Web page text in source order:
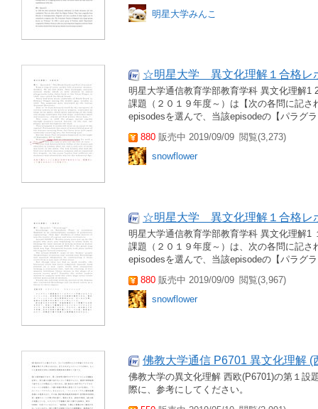
明星大学みんこ
☆明星大学 異文化理解１合格
明星大学通信教育学部教育学科 異文化理解1
課題（２０１９年度～）は【次の各問に記
episodesを選んで、当該episodeの【パラグ
880 販売中 2019/09/09 閲覧(3,273)
snowflower
☆明星大学 異文化理解１合格
明星大学通信教育学部教育学科 異文化理解1
課題（２０１９年度～）は、次の各問に記
episodesを選んで、当該episodeの【パラグ
880 販売中 2019/09/09 閲覧(3,967)
snowflower
佛教大学通信 P6701 異文化理解
佛教大学の異文化理解 西欧(P6701)の第１設
際に、参考にしてください。